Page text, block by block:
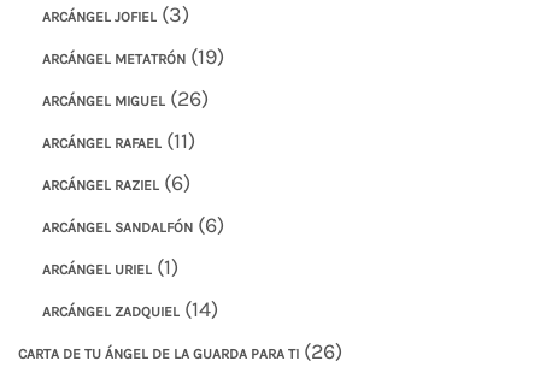
ARCÁNGEL JOFIEL (3)
ARCÁNGEL METATRÓN (19)
ARCÁNGEL MIGUEL (26)
ARCÁNGEL RAFAEL (11)
ARCÁNGEL RAZIEL (6)
ARCÁNGEL SANDALFÓN (6)
ARCÁNGEL URIEL (1)
ARCÁNGEL ZADQUIEL (14)
CARTA DE TU ÁNGEL DE LA GUARDA PARA TI (26)